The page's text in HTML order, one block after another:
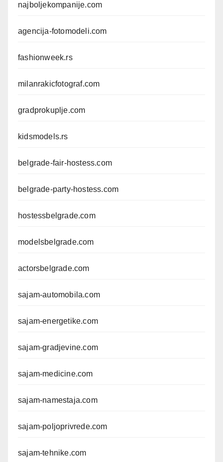
najboljekompanije.com
agencija-fotomodeli.com
fashionweek.rs
milanrakicfotograf.com
gradprokuplje.com
kidsmodels.rs
belgrade-fair-hostess.com
belgrade-party-hostess.com
hostessbelgrade.com
modelsbelgrade.com
actorsbelgrade.com
sajam-automobila.com
sajam-energetike.com
sajam-gradjevine.com
sajam-medicine.com
sajam-namestaja.com
sajam-poljoprivrede.com
sajam-tehnike.com